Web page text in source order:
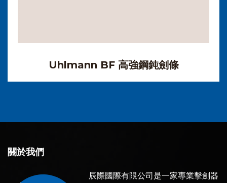
Uhlmann BF 高強鋼鈍劍條
關於我們
辰際國際有限公司是一家專業擊劍器